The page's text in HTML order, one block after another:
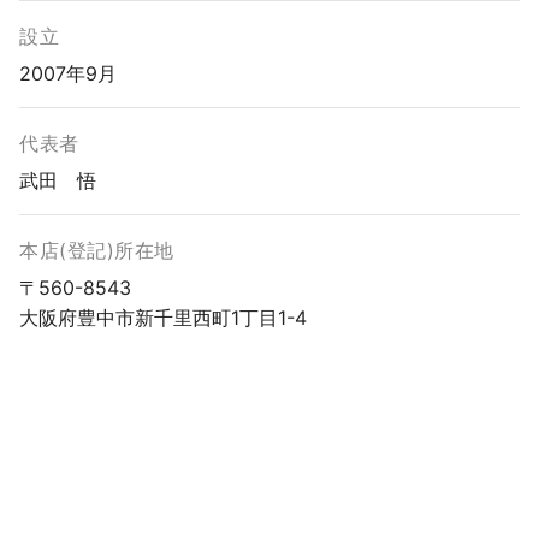
設立
2007年9月
代表者
武田 悟
本店(登記)所在地
〒560-8543
大阪府豊中市新千里西町1丁目1-4